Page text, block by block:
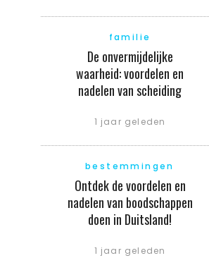
familie
De onvermijdelijke
waarheid: voordelen en
nadelen van scheiding
1 jaar geleden
bestemmingen
Ontdek de voordelen en
nadelen van boodschappen
doen in Duitsland!
1 jaar geleden